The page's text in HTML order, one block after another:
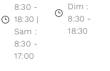
8:30 -
18:30 |
Sam :
8:30 -
17:00
Dim :
8:30 -
18:30